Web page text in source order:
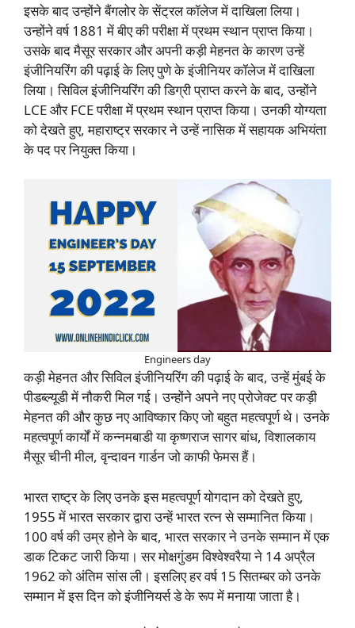
इसके बाद उन्होंने बैंगलोर के सेंट्रल कॉलेज में दाखिला लिया।
उन्होंने वर्ष 1881 में बीए की परीक्षा में प्रथम स्थान प्राप्त किया।
उसके बाद मैसूर सरकार और अपनी कड़ी मेहनत के कारण उन्हें
इंजीनियरिंग की पढ़ाई के लिए पुणे के इंजीनियर कॉलेज में दाखिला
लिया। सिविल इंजीनियरिंग की डिग्री प्राप्त करने के बाद, उन्होंने
LCE और FCE परीक्षा में प्रथम स्थान प्राप्त किया। उनकी योग्यता
को देखते हुए, महाराष्ट्र सरकार ने उन्हें नासिक में सहायक अभियंता
के पद पर नियुक्त किया।
Engineers day
कड़ी मेहनत और सिविल इंजीनियरिंग की पढ़ाई के बाद, उन्हें मुंबई के
पीडब्ल्यूडी में नौकरी मिल गई। उन्होंने अपने नए प्रोजेक्ट पर कड़ी
मेहनत की और कुछ नए आविष्कार किए जो बहुत महत्वपूर्ण थे। उनके
महत्वपूर्ण कार्यों में कन्नमबाडी या कृष्णराज सागर बांध, विशालकाय
मैसूर चीनी मील, वृन्दावन गार्डन जो काफी फेमस हैं।
भारत राष्ट्र के लिए उनके इस महत्वपूर्ण योगदान को देखते हुए,
1955 में भारत सरकार द्वारा उन्हें भारत रत्न से सम्मानित किया।
100 वर्ष की उम्र होने के बाद, भारत सरकार ने उनके सम्मान में एक
डाक टिकट जारी किया। सर मोक्षगुंडम विश्वेश्वरैया ने 14 अप्रैल
1962 को अंतिम सांस ली। इसलिए हर वर्ष 15 सितम्बर को उनके
सम्मान में इस दिन को इंजीनियर्स डे के रूप में मनाया जाता है।